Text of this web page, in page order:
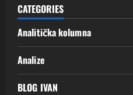
CATEGORIES
Analitička kolumna
Analize
BLOG IVAN